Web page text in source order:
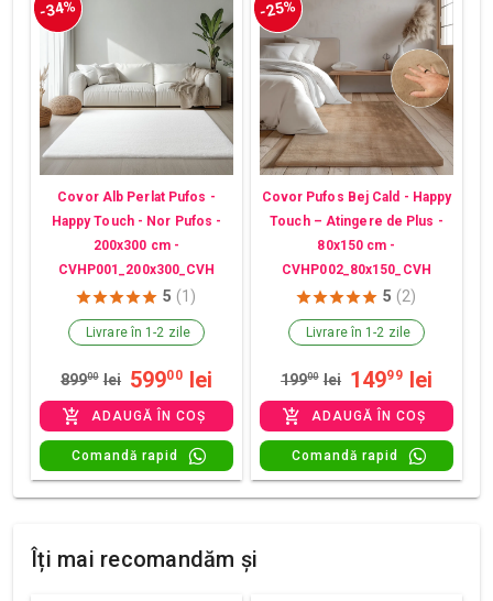
-34%
Covor Alb Perlat Pufos -
Happy Touch - Nor Pufos -
200x300 cm -
CVHP001_200x300_CVH
5 (1)
Livrare în 1-2 zile
89900 lei 59900 lei
ADAUGĂ ÎN COȘ
Comandă rapid
-25%
Covor Pufos Bej Cald - Happy
Touch – Atingere de Plus -
80x150 cm -
CVHP002_80x150_CVH
5 (2)
Livrare în 1-2 zile
19900 lei 14999 lei
ADAUGĂ ÎN COȘ
Comandă rapid
Îți mai recomandăm și